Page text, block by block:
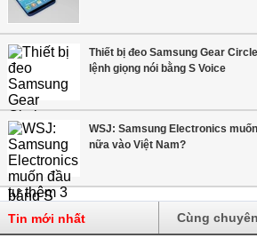
Thiết bị đeo Samsung Gear
lệnh giọng nói bằng S Voice
WSJ: Samsung Electronics
nữa vào Việt Nam?
Tin mới nhất Cùng